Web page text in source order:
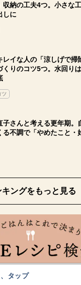
収納の工夫4つ。小さな
しに
レイな人の「涼しげで掃
くりのコツ5つ。水回り
ツ
子さんと考える更年期。
る不調で「やめたこと・
キングをもっと見る